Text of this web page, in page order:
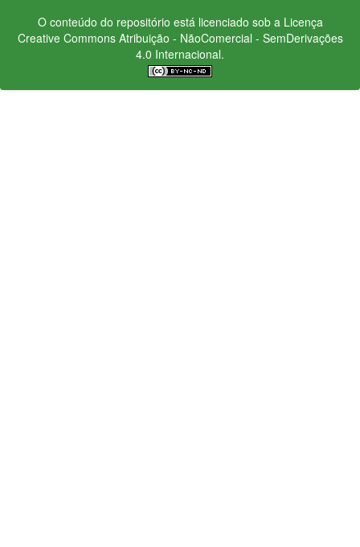
O conteúdo do repositório está licenciado sob a Licença
Creative CommonsAtribuição - NãoComercial - SemDerivações
4.0 Internacional.